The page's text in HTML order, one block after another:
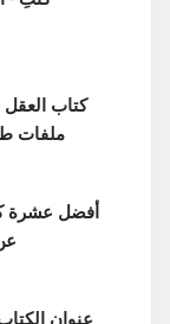
كتاب العقل
ملفات
أفضل عشرة
عنوان